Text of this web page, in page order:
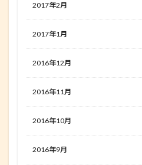
2017年2月
2017年1月
2016年12月
2016年11月
2016年10月
2016年9月